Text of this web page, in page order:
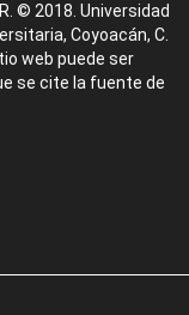
© 2018. Universidad
Coyoacán, C.
web puede ser
se cite la fuente de